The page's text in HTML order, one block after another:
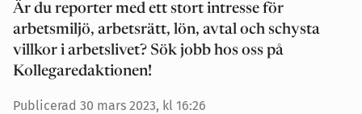
Är du reporter med ett stort intresse för
arbetsmiljö, arbetsrätt, lön, avtal och schysta
villkor i arbetslivet? Sök jobb hos oss på
Kollegaredaktionen!
Publicerad 30 mars 2023, kl 16:26